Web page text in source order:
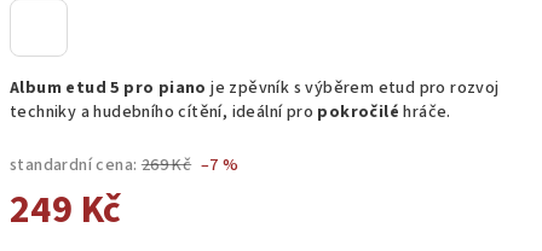
Album etud 5 pro piano je zpěvník s výběrem etud pro rozvoj
techniky a hudebního cítění, ideální pro pokročilé hráče.
standardní cena: 269 Kč –7 %
249 Kč